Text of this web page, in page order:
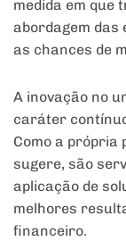
medida em que
abordagem das
as chances de
A inovação no
caráter
Como a própria
sugere, são
aplicação de
melhores
financeiro.